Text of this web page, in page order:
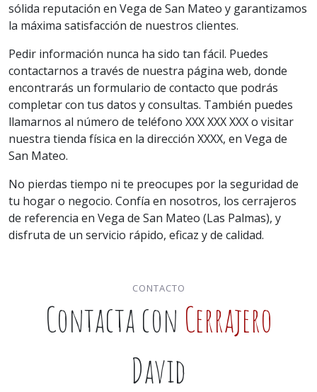
sólida reputación en Vega de San Mateo y garantizamos
la máxima satisfacción de nuestros clientes.
Pedir información nunca ha sido tan fácil. Puedes
contactarnos a través de nuestra página web, donde
encontrarás un formulario de contacto que podrás
completar con tus datos y consultas. También puedes
llamarnos al número de teléfono XXX XXX XXX o visitar
nuestra tienda física en la dirección XXXX, en Vega de
San Mateo.
No pierdas tiempo ni te preocupes por la seguridad de
tu hogar o negocio. Confía en nosotros, los cerrajeros
de referencia en Vega de San Mateo (Las Palmas), y
disfruta de un servicio rápido, eficaz y de calidad.
CONTACTO
Contacta con Cerrajero
David